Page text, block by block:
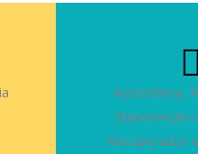
Assistência,
Manutenção
Recuperador